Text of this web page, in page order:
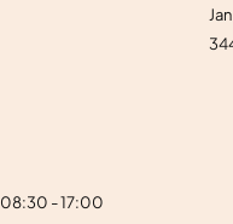
08:30 - 17:00